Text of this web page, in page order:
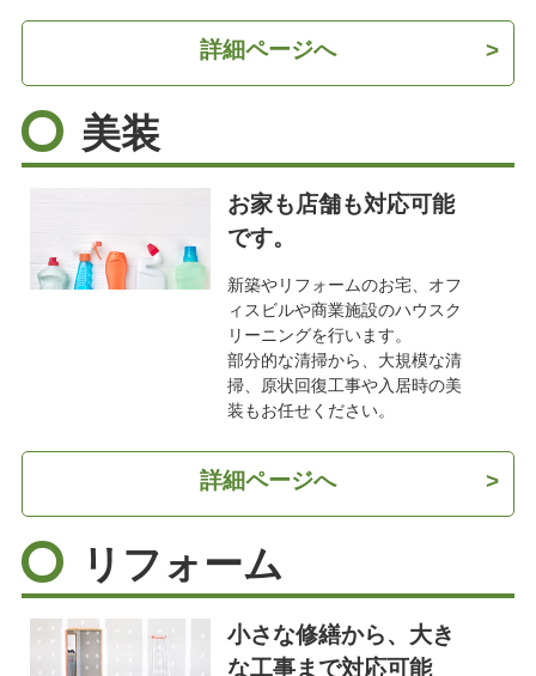
詳細ページへ >
美装
お家も店舗も対応可能
です。
新築やリフォームのお宅、オフ
ィスビルや商業施設のハウスク
リーニングを行います。
部分的な清掃から、大規模な清
掃、原状回復工事や入居時の美
装もお任せください。
詳細ページへ >
リフォーム
小さな修繕から、大き
な工事まで対応可能